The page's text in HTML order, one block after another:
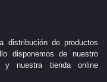
distribución de productos
disponemos de nuestro
nuestra tienda online